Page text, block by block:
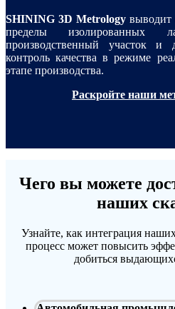
SHINING 3D Metrology выводит
пределы изолированных
производственный участок и
контроль качества в режиме
этапе производства.
Раскройте наши
Чего вы можете
наших
Узнайте, как интеграция
процесс может повысить
добиться